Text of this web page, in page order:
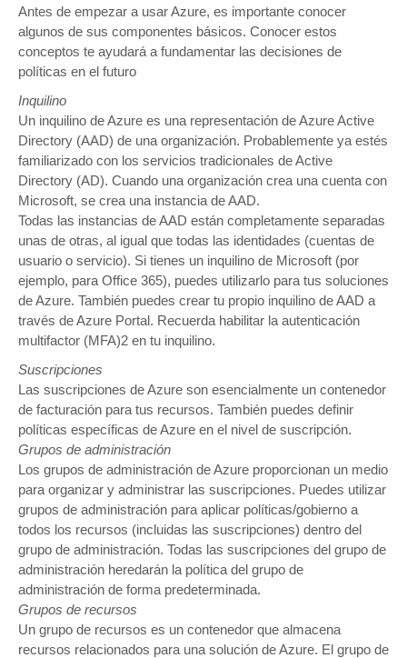
Antes de empezar a usar Azure, es importante conocer
algunos de sus componentes básicos. Conocer estos
conceptos te ayudará a fundamentar las decisiones de
políticas en el futuro
Inquilino
Un inquilino de Azure es una representación de Azure Active
Directory (AAD) de una organización. Probablemente ya estés
familiarizado con los servicios tradicionales de Active
Directory (AD). Cuando una organización crea una cuenta con
Microsoft, se crea una instancia de AAD.
Todas las instancias de AAD están completamente separadas
unas de otras, al igual que todas las identidades (cuentas de
usuario o servicio). Si tienes un inquilino de Microsoft (por
ejemplo, para Office 365), puedes utilizarlo para tus soluciones
de Azure. También puedes crear tu propio inquilino de AAD a
través de Azure Portal. Recuerda habilitar la autenticación
multifactor (MFA)2 en tu inquilino.
Suscripciones
Las suscripciones de Azure son esencialmente un contenedor
de facturación para tus recursos. También puedes definir
políticas específicas de Azure en el nivel de suscripción.
Grupos de administración
Los grupos de administración de Azure proporcionan un medio
para organizar y administrar las suscripciones. Puedes utilizar
grupos de administración para aplicar políticas/gobierno a
todos los recursos (incluidas las suscripciones) dentro del
grupo de administración. Todas las suscripciones del grupo de
administración heredarán la política del grupo de
administración de forma predeterminada.
Grupos de recursos
Un grupo de recursos es un contenedor que almacena
recursos relacionados para una solución de Azure. El grupo de